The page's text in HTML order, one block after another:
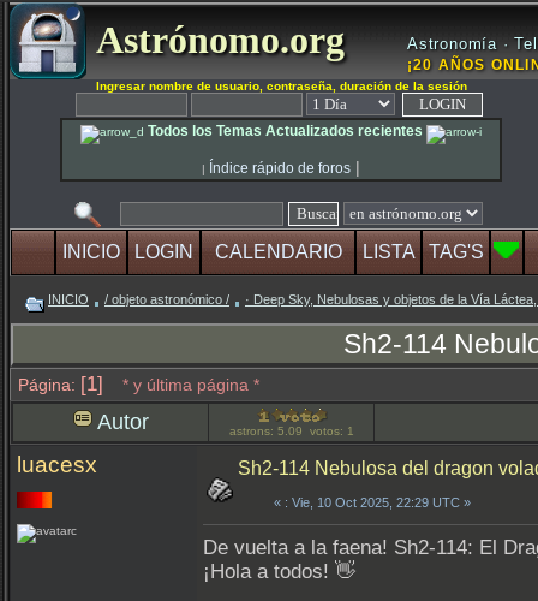
Astrónomo.org Astronomía ·
¡20 AÑOS
Ingresar nombre de usuario, contraseña, duración de la sesión
Todos los Temas Actualizados recientes
| Índice rápido de foros |
INICIO LOGIN CALENDARIO LISTA TAG'S
INICIO / objeto astronómico / · Deep Sky, Nebulosas y objetos de la Vía
Sh2-114
Página: [1] * y última página *
Autor astrons: 5.09 votos: 1
luacesx Sh2-114 Nebulosa del dragon
« : Vie, 10 Oct 2025, 22:29 UTC »
De vuelta a la faena! Sh2-114: El
¡Hola a todos! 👋